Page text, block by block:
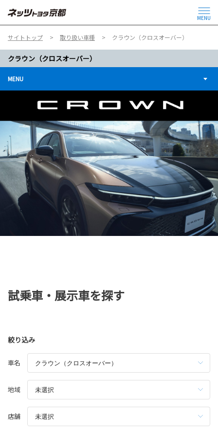
MENU
サイトトップ 取り扱い車種 クラウン（クロスオーバー）
クラウン（クロスオーバー）
MENU
試乗車・展示車を探す
絞り込み
車名
地域
店舗